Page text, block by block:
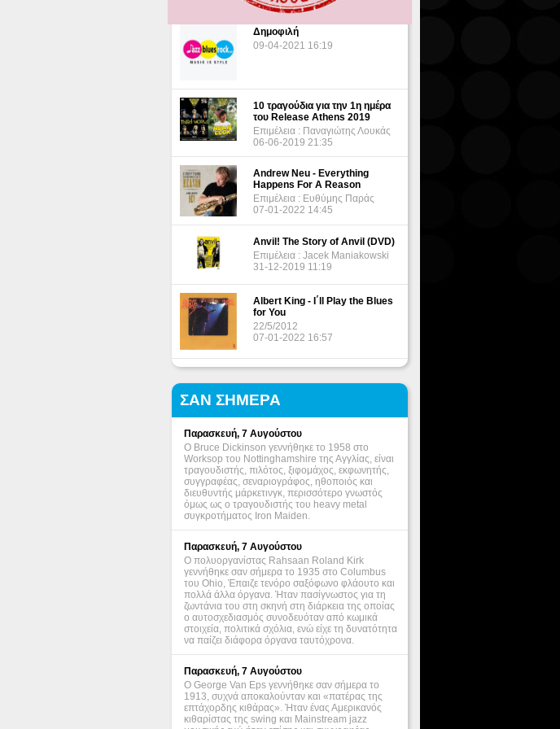
Δημοφιλή
09-04-2021 16:19
10 τραγούδια για την 1η ημέρα
του Release Athens 2019
Επιμέλεια : Παναγιώτης Λουκάς
06-06-2019 21:35
Andrew Neu - Everything
Happens For A Reason
Επιμέλεια : Ευθύμης Παράς
07-01-2022 14:45
Anvil! The Story of Anvil (DVD)
Επιμέλεια : Jacek Maniakowski
31-12-2019 11:19
Albert King - I΄ll Play the Blues
for You
22/5/2012
07-01-2022 16:57
ΣΑΝ ΣΗΜΕΡΑ
Παρασκευή, 7 Αυγούστου
Ο Bruce Dickinson γεννήθηκε το 1958 στο
Worksop του Nottinghamshire της Αγγλίας, είναι
τραγουδιστής, πιλότος, ξιφομάχος, εκφωνητής,
συγγραφέας, σεναριογράφος, ηθοποιός και
διευθυντής μάρκετινγκ, περισσότερο γνωστός
όμως ως ο τραγουδιστής του heavy metal
συγκροτήματος Iron Maiden.
Παρασκευή, 7 Αυγούστου
Ο πολυοργανίστας Rahsaan Roland Kirk
γεννήθηκε σαν σήμερα το 1935 στο Columbus
του Ohio, Έπαιζε τενόρο σαξόφωνο φλάουτο και
πολλά άλλα όργανα. Ήταν πασίγνωστος για τη
ζωντάνια του στη σκηνή στη διάρκεια της οποίας
ο αυτοσχεδιασμός συνοδευόταν από κωμικά
στοιχεία, πολιτικά σχόλια, ενώ είχε τη δυνατότητα
να παίζει διάφορα όργανα ταυτόχρονα.
Παρασκευή, 7 Αυγούστου
Ο George Van Eps γεννήθηκε σαν σήμερα το
1913, συχνά αποκαλούνταν και «πατέρας της
επτάχορδης κιθάρας». Ήταν ένας Αμερικανός
κιθαρίστας της swing και Mainstream jazz